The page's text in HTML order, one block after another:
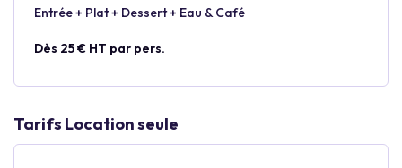
Entrée + Plat + Dessert + Eau & Café
Dès 25 € HT par pers.
Tarifs Location seule